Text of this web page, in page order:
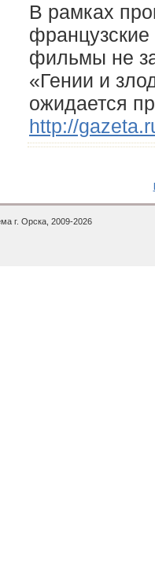
В рамках
фильмы не
«Гении и
ожидается
http://
г. Орска, 2009-2026